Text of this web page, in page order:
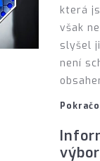
která
však
slyšel
není